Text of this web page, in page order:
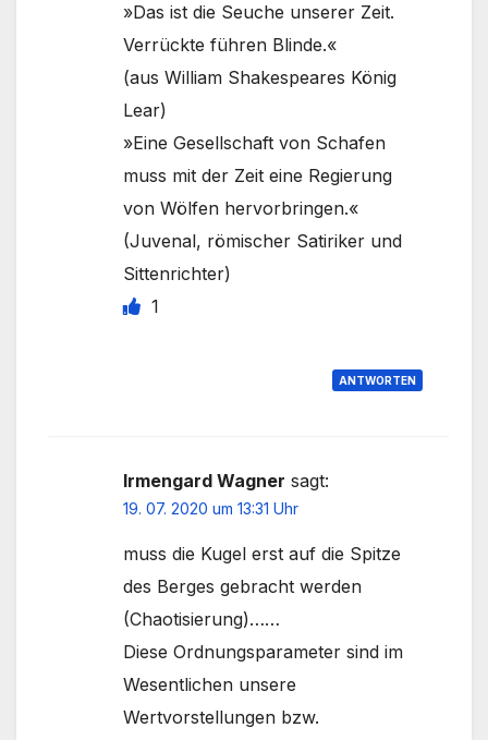
»Das ist die Seuche unserer Zeit.
Verrückte führen Blinde.«
(aus William Shakespeares König
Lear)
»Eine Gesellschaft von Schafen
muss mit der Zeit eine Regierung
von Wölfen hervorbringen.«
(Juvenal, römischer Satiriker und
Sittenrichter)
1
ANTWORTEN
Irmengard Wagner sagt:
19. 07. 2020 um 13:31 Uhr
muss die Kugel erst auf die Spitze
des Berges gebracht werden
(Chaotisierung)……
Diese Ordnungsparameter sind im
Wesentlichen unsere
Wertvorstellungen bzw.